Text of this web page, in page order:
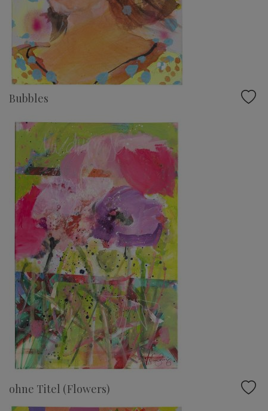
Bubbles
ohne Titel (Flowers)